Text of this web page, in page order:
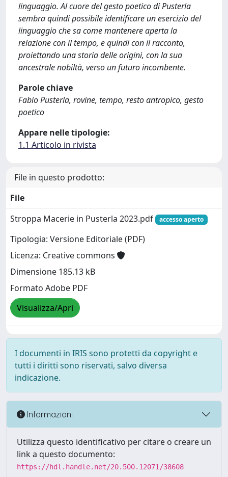
linguaggio. Al cuore del gesto poetico di Pusterla
sembra quindi possibile identificare un esercizio del
linguaggio che sa come mantenere aperta la
relazione con il tempo, e quindi con il racconto,
proiettando una storia delle origini, con la sua
ancestrale nobiltà, verso un futuro incombente.
Parole chiave
Fabio Pusterla, rovine, tempo, resto antropico, gesto
poetico
Appare nelle tipologie:
1.1 Articolo in rivista
File in questo prodotto:
File
Stroppa Macerie in Pusterla 2023.pdf
accesso aperto
Tipologia: Versione Editoriale (PDF)
Licenza: Creative commons
Dimensione 185.13 kB
Formato Adobe PDF
Visualizza/Apri
I documenti in IRIS sono protetti da copyright e
tutti i diritti sono riservati, salvo diversa
indicazione.
Informazioni
Utilizza questo identificativo per citare o creare un
link a questo documento:
https://hdl.handle.net/20.500.12071/38608